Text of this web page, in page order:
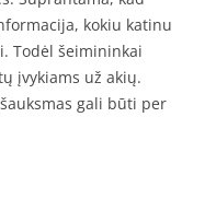
kokiu katinu
Todėl šeimininkai
įvykiams už akių.
gali būti per